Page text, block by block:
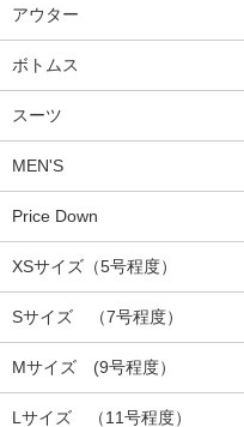
アウター
ボトムス
スーツ
MEN'S
Price Down
XSサイズ（5号程度）
Sサイズ （7号程度）
Mサイズ (9号程度）
Lサイズ （11号程度）